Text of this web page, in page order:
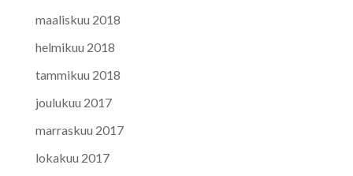
maaliskuu 2018
helmikuu 2018
tammikuu 2018
joulukuu 2017
marraskuu 2017
lokakuu 2017